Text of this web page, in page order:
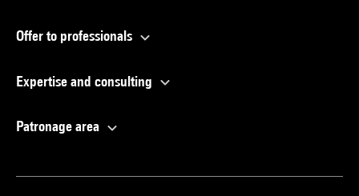
Offer to professionals
Expertise and consulting
Patronage area